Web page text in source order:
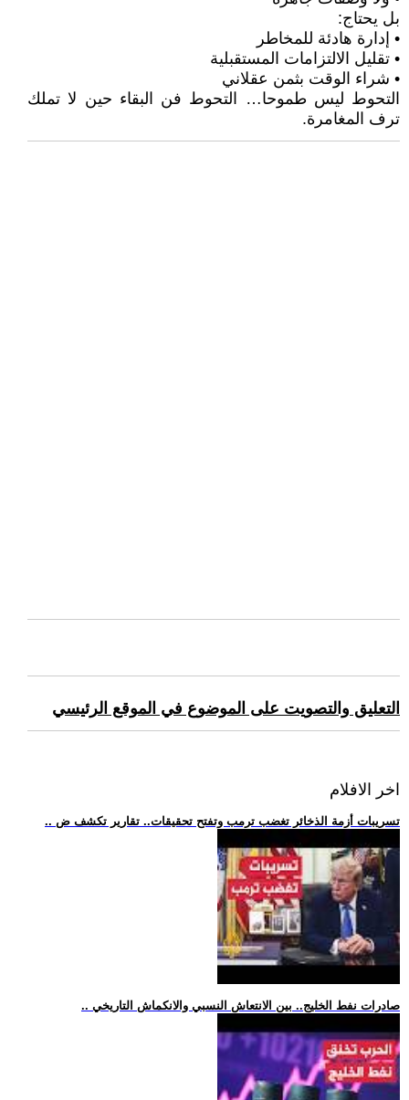
بل يحتاج:
• إدارة هادئة للمخاطر
• تقليل الالتزامات المستقبلية
• شراء الوقت بثمن عقلاني
التحوط ليس طموحا… التحوط فن البقاء حين لا تملك
ترف المغامرة.
التعليق والتصويت على الموضوع في الموقع الرئيسي
اخر الافلام
.. تسريبات أزمة الذخائر تغضب ترمب وتفتح تحقيقات.. تقارير تكشف ض
.. صادرات نفط الخليج.. بين الانتعاش النسبي والانكماش التاريخي